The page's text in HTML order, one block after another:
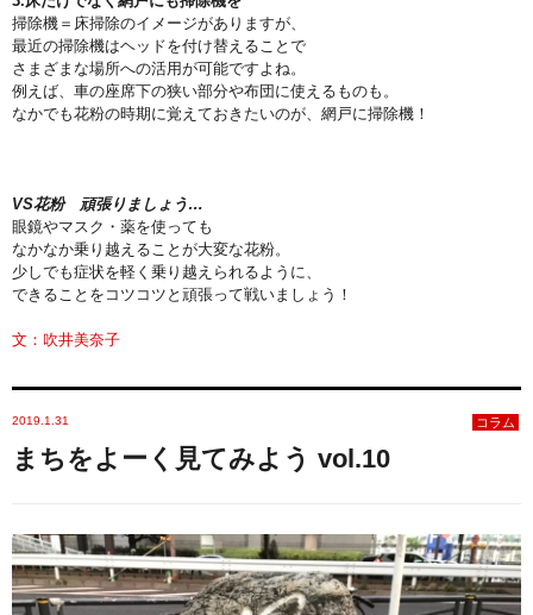
掃除機＝床掃除のイメージがありますが、
最近の掃除機はヘッドを付け替えることで
さまざまな場所への活用が可能ですよね。
例えば、車の座席下の狭い部分や布団に使えるものも。
なかでも花粉の時期に覚えておきたいのが、網戸に掃除機！
VS花粉 頑張りましょう…
眼鏡やマスク・薬を使っても
なかなか乗り越えることが大変な花粉。
少しでも症状を軽く乗り越えられるように、
できることをコツコツと頑張って戦いましょう！
文：吹井美奈子
2019.1.31 コラム
まちをよーく見てみよう vol.10